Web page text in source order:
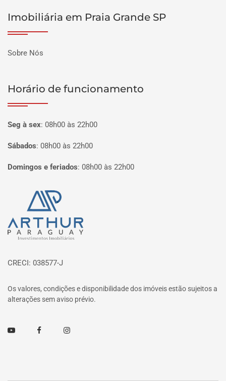
Imobiliária em Praia Grande SP
Sobre Nós
Horário de funcionamento
Seg à sex: 08h00 às 22h00
Sábados: 08h00 às 22h00
Domingos e feriados: 08h00 às 22h00
Página inicial
CRECI: 038577-J
Os valores, condições e disponibilidade dos imóveis estão sujeitos a
alterações sem aviso prévio.
Youtube FacebookInstagram